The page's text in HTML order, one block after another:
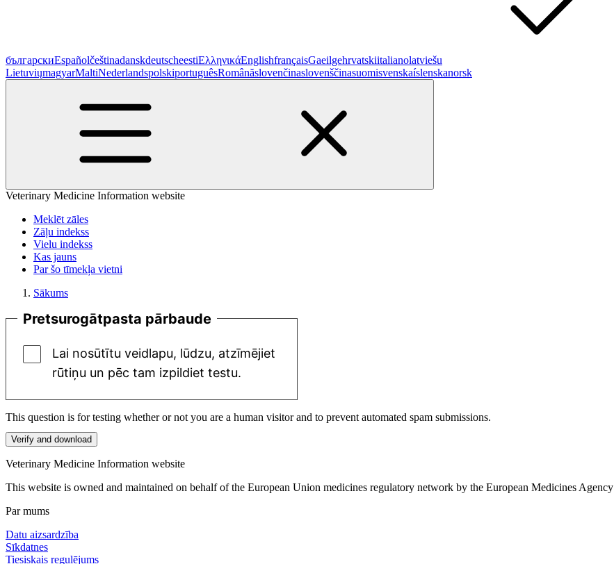
българскиEspañolčeštinadanskdeutscheestiΕλληνικάEnglishfrançaisGaeilgehrvatskiitalianolatviešu
LietuviųmagyarMaltiNederlandspolskiportuguêsRomânăslovenčinaslovenščinasuomisvenskaíslenskanorsk
Veterinary Medicine Information website
Meklēt zāles
Zāļu indekss
Vielu indekss
Kas jauns
Par šo tīmekļa vietni
Sākums
Pretsurogātpasta pārbaude
Lai nosūtītu veidlapu, lūdzu, atzīmējiet
rūtiņu un pēc tam izpildiet testu.
This question is for testing whether or not you are a human visitor and to prevent automated spam submissions.
Veterinary Medicine Information website
This website is owned and maintained on behalf of the European Union medicines regulatory network by the European Medicines Agency
Par mums
Datu aizsardzība
Sīkdatnes
Tiesiskais regulējums